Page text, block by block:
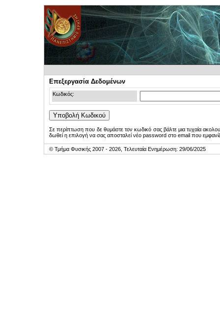
Επεξεργασία Δεδομένων
Κωδικός:
Σε περίπτωση που δε θυμάστε τον κωδικό σας βάλτε μια τυχαία
δωθεί η επιλογή να σας αποσταλεί νέο password στο email που
© Τμήμα Φυσικής 2007 - 2026, Τελευταία Ενημέρωση: 29/06/2025